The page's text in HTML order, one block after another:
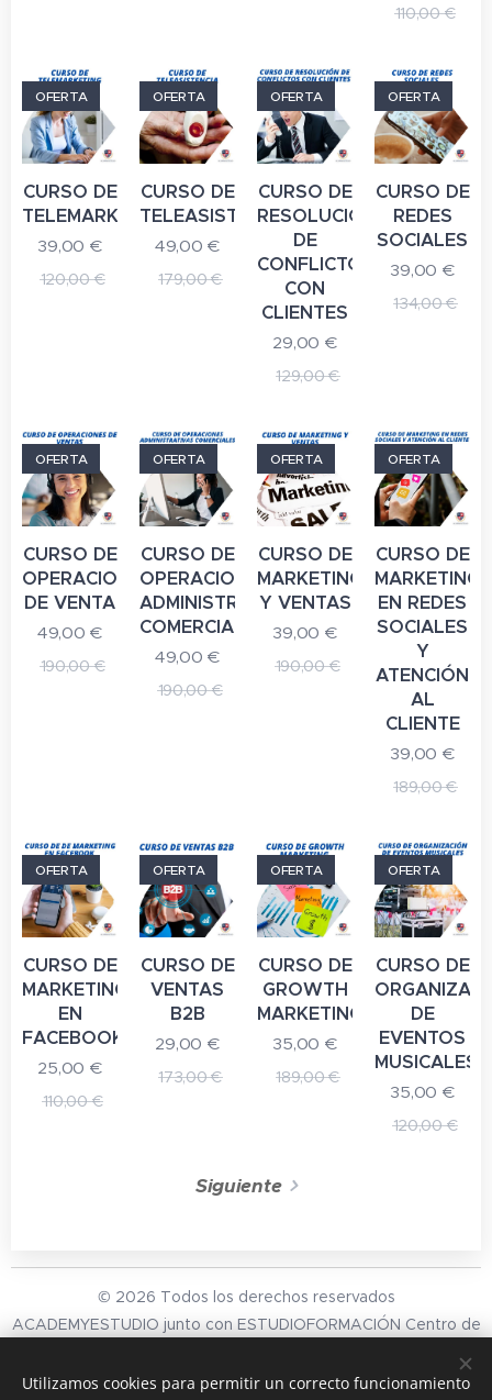
110,00€
CURSO DE
TELEMARKETING
OFERTA
39,00 €
120,00€
CURSO DE
TELEASISTENCIA
OFERTA
49,00 €
179,00€
CURSO DE
RESOLUCIÓN
DE
CONFLICTOS
CON
CLIENTES
OFERTA
29,00 €
129,00€
CURSO DE
REDES
SOCIALES
OFERTA
39,00 €
134,00€
CURSO DE
OPERACIONES
DE VENTA
OFERTA
49,00 €
190,00€
CURSO DE
OPERACIONES
ADMINISTRATIVAS
COMERCIALES
OFERTA
49,00 €
190,00€
CURSO DE
MARKETING
Y VENTAS
OFERTA
39,00 €
190,00€
CURSO DE
MARKETING
EN REDES
SOCIALES
Y
ATENCIÓN
AL
CLIENTE
OFERTA
39,00 €
189,00€
CURSO DE
MARKETING
EN
FACEBOOK
OFERTA
25,00 €
110,00€
CURSO DE
VENTAS
B2B
OFERTA
29,00 €
173,00€
CURSO DE
GROWTH
MARKETING
OFERTA
35,00 €
189,00€
CURSO DE
DE
EVENTOS
MUSICALES
OFERTA
35,00 €
120,00€
Siguiente
© 2026 Todos los derechos reservados
ACADEMYESTUDIO junto con ESTUDIOFORMACIÓN Centro de
oficial con reconocimiento Cum Laude por Emagister
Utilizamos cookies para permitir un correcto funcionamiento